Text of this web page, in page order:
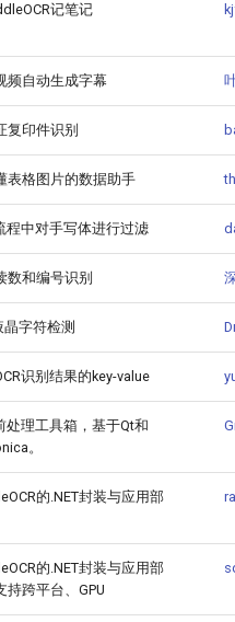
记笔记
频自动生成字幕
复印件识别
表格图片的数据助手
程中对手写体进行过滤
数和编号识别
晶字符检测
识别结果的key-value
处理工具箱，基于Qt和
。
的.NET封装与应用部
的.NET封装与应用部
持跨平台、GPU